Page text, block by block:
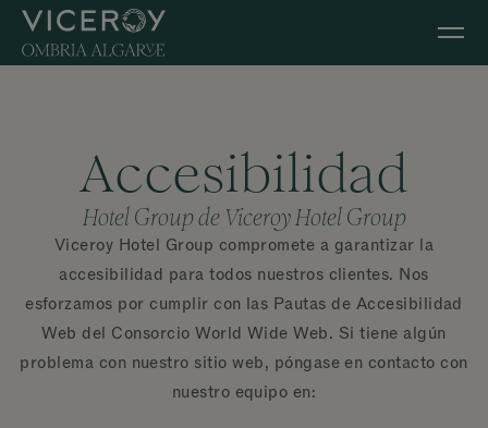
Ir al contenido principal
Accesibilidad
Hotel Group de Viceroy Hotel Group
Viceroy Hotel Group compromete a garantizar la
accesibilidad para todos nuestros clientes. Nos
esforzamos por cumplir con las Pautas de Accesibilidad
Web del Consorcio World Wide Web. Si tiene algún
problema con nuestro sitio web, póngase en contacto con
nuestro equipo en: